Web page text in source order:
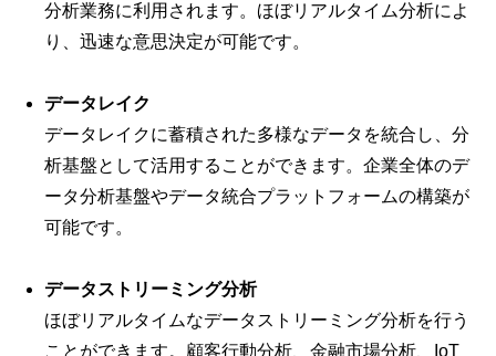
分析業務に利用されます。ほぼリアルタイム分析によ
り、迅速な意思決定が可能です。
データレイク
データレイクに蓄積された多様なデータを統合し、分
析基盤として活用することができます。企業全体のデ
ータ分析基盤やデータ統合プラットフォームの構築が
可能です。
データストリーミング分析
ほぼリアルタイムなデータストリーミング分析を行う
ことができます。顧客行動分析、金融市場分析、IoT